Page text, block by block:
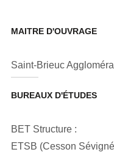
MAITRE D'OUVRAGE
Saint-Brieuc
BUREAUX D'ÉTUDES
BET Structure :
ETSB (Cesson